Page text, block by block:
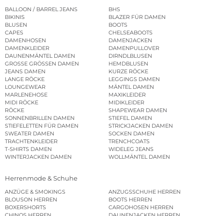
BALLOON / BARREL JEANS
BHS
BIKINIS
BLAZER FÜR DAMEN
BLUSEN
BOOTS
CAPES
CHELSEABOOTS
DAMENHOSEN
DAMENJACKEN
DAMENKLEIDER
DAMENPULLOVER
DAUNENMÄNTEL DAMEN
DIRNDLBLUSEN
GROSSE GRÖSSEN DAMEN
HEMDBLUSEN
JEANS DAMEN
KURZE RÖCKE
LANGE RÖCKE
LEGGINGS DAMEN
LOUNGEWEAR
MÄNTEL DAMEN
MARLENEHOSE
MAXIKLEIDER
MIDI RÖCKE
MIDIKLEIDER
RÖCKE
SHAPEWEAR DAMEN
SONNENBRILLEN DAMEN
STIEFEL DAMEN
STIEFELETTEN FÜR DAMEN
STRICKJACKEN DAMEN
SWEATER DAMEN
SOCKEN DAMEN
TRACHTENKLEIDER
TRENCHCOATS
T-SHIRTS DAMEN
WIDELEG JEANS
WINTERJACKEN DAMEN
WOLLMÄNTEL DAMEN
Herrenmode & Schuhe
ANZÜGE & SMOKINGS
ANZUGSSCHUHE HERREN
BLOUSON HERREN
BOOTS HERREN
BOXERSHORTS
CARGOHOSEN HERREN